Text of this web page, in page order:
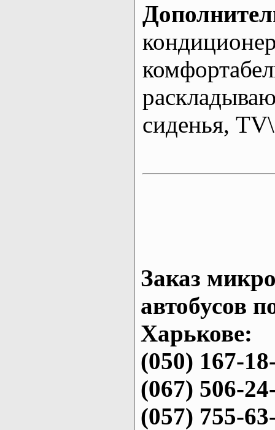
сиденья,
Заказ
автобусов
Харькове:
(050) 167-
(067) 506-
(057) 755-